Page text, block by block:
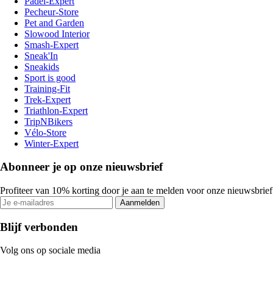
Pecheur-Store
Pet and Garden
Slowood Interior
Smash-Expert
Sneak'In
Sneakids
Sport is good
Training-Fit
Trek-Expert
Triathlon-Expert
TripNBikers
Vélo-Store
Winter-Expert
Abonneer je op onze nieuwsbrief
Profiteer van 10% korting door je aan te melden voor onze nieuwsbrief
Aanmelden
Blijf verbonden
Volg ons op sociale media